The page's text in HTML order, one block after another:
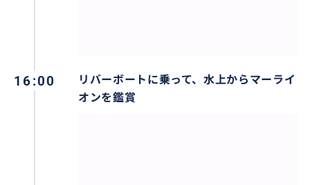
16:00
リバーボートに乗って、水上からマーライ
オンを鑑賞